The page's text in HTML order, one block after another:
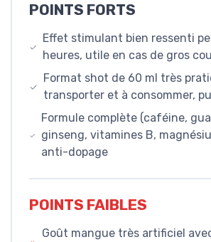
POINTS FORTS
Effet stimulant bien ressenti
heures, utile en cas de gros
Format shot de 60 ml très
transporter et à consommer,
Formule complète (caféine,
ginseng, vitamines B,
anti-dopage
POINTS FAIBLES
Goût mangue très artificiel